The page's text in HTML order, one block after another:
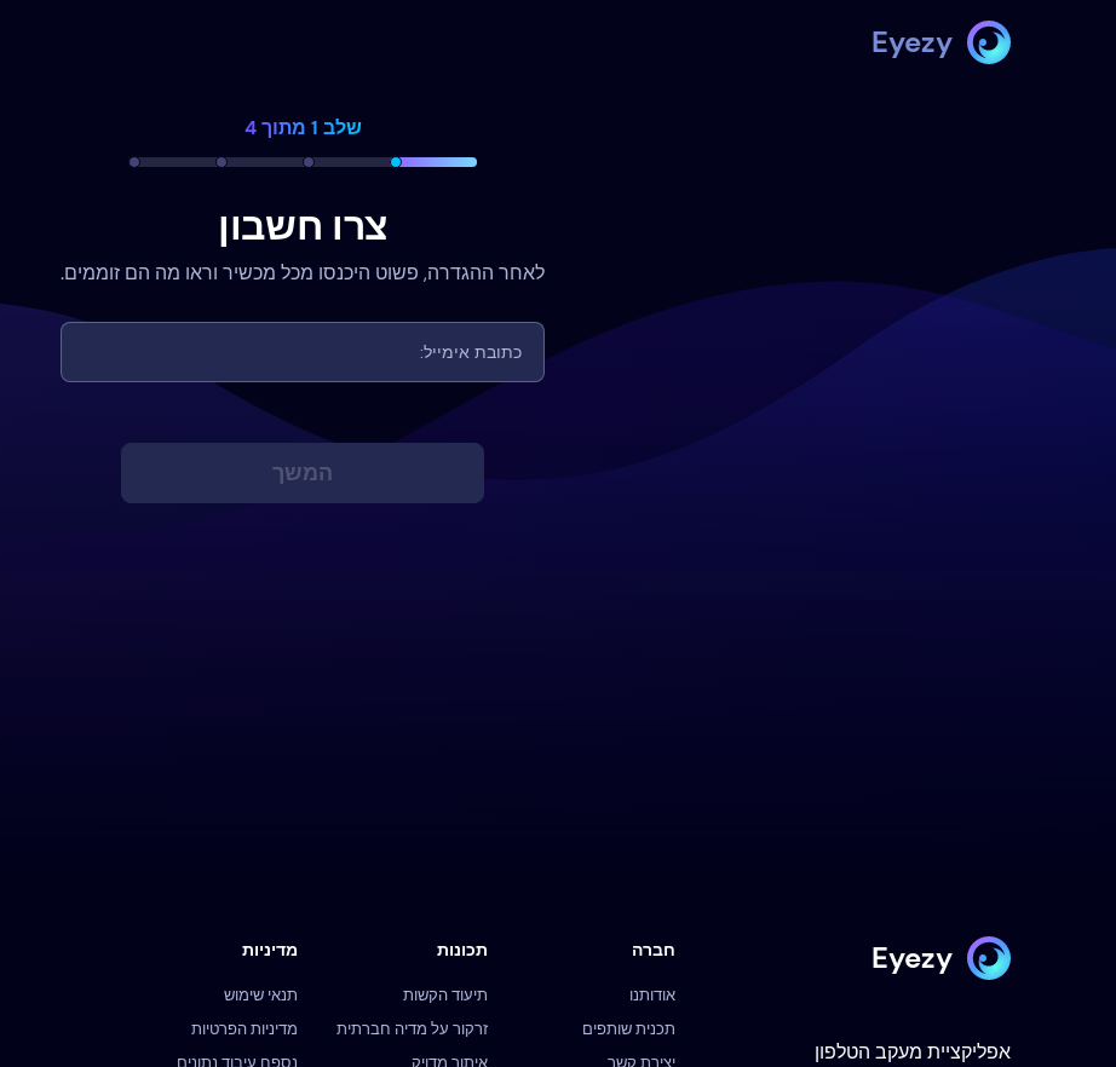
Eyezy
שלב 1 מתוך 4
צרו חשבון
לאחר ההגדרה, פשוט היכנסו מכל מכשיר וראו מה הם זוממים.
המשך
Eyezy
אפליקציית מעקב הטלפון
חברה
אודותנו
תכנית שותפים
יצירת קשר
מדיניות
תנאי שימוש
מדיניות הפרטיות
נספח עיבוד נתונים
תכונות
תיעוד הקשות
זרקור על מדיה חברתית
איתור מדויק